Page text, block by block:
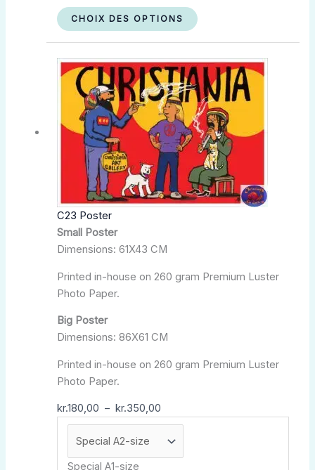
CHOIX DES OPTIONS
C23 Poster
Small Poster
Dimensions: 61X43 CM
Printed in-house on 260 gram Premium Luster
Photo Paper.
Big Poster
Dimensions: 86X61 CM
Printed in-house on 260 gram Premium Luster
Photo Paper.
kr.180,00 – kr.350,00
de
prix :
kr.180,00
à
kr.350,00
Special A1-size
produit
a
plusieurs
variations.
Les
options
peuvent
être
choisies
du